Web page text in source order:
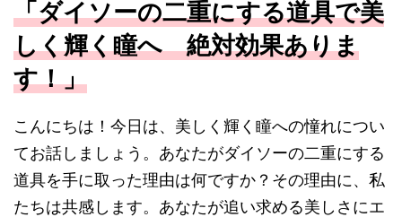
「ダイソーの二重にする道具で美
しく輝く瞳へ 絶対効果ありま
す！」
こんにちは！今日は、美しく輝く瞳への憧れについ
てお話しましょう。あなたがダイソーの二重にする
道具を手に取った理由は何ですか？その理由に、私
たちは共感します。あなたが追い求める美しさにエ